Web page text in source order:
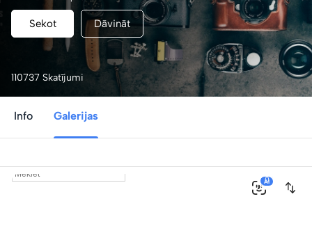
Sekot Dāvināt
110737 Skatījumi
Info Galerijas
0
AI